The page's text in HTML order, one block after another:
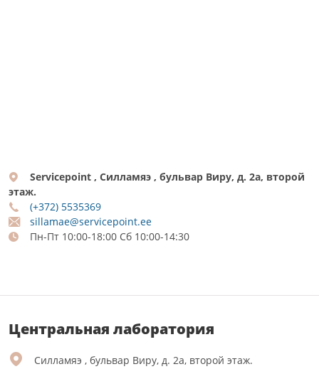
Servicepoint , Силламяэ , бульвар Виру, д. 2а, второй
этаж.
(+372) 5535369
sillamae@servicepoint.ee
Пн-Пт 10:00-18:00 Сб 10:00-14:30
Центральная лаборатория
Силламяэ , бульвар Виру, д. 2а, второй этаж.